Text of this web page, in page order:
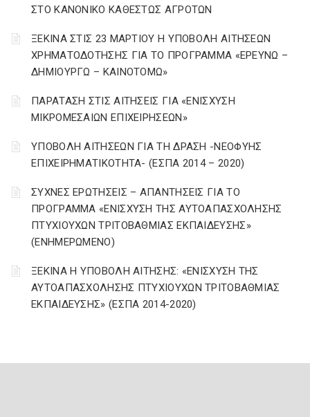
ΣΤΟ ΚΑΝΟΝΙΚΟ ΚΑΘΕΣΤΩΣ ΑΓΡΟΤΩΝ
ΞΕΚΙΝΑ ΣΤΙΣ 23 ΜΑΡΤΙΟΥ Η ΥΠΟΒΟΛΗ ΑΙΤΗΣΕΩΝ
ΧΡΗΜΑΤΟΔΟΤΗΣΗΣ ΓΙΑ ΤΟ ΠΡΟΓΡΑΜΜΑ «ΕΡΕΥΝΩ –
ΔΗΜΙΟΥΡΓΩ – ΚΑΙΝΟΤΟΜΩ»
ΠΑΡΑΤΑΣΗ ΣΤΙΣ ΑΙΤΗΣΕΙΣ ΓΙΑ «ΕΝΙΣΧΥΣΗ
ΜΙΚΡΟΜΕΣΑΙΩΝ ΕΠΙΧΕΙΡΗΣΕΩΝ»
ΥΠΟΒΟΛΗ ΑΙΤΗΣΕΩΝ ΓΙΑ ΤΗ ΔΡΑΣΗ -ΝΕΟΦΥΗΣ
ΕΠΙΧΕΙΡΗΜΑΤΙΚΟΤΗΤΑ- (ΕΣΠΑ 2014 – 2020)
ΣΥΧΝΕΣ ΕΡΩΤΗΣΕΙΣ – ΑΠΑΝΤΗΣΕΙΣ ΓΙΑ ΤΟ
ΠΡΟΓΡΑΜΜΑ «ΕΝΙΣΧΥΣΗ ΤΗΣ ΑΥΤΟΑΠΑΣΧΟΛΗΣΗΣ
ΠΤΥΧΙΟΥΧΩΝ ΤΡΙΤΟΒΑΘΜΙΑΣ ΕΚΠΑΙΔΕΥΣΗΣ»
(ΕΝΗΜΕΡΩΜΕΝΟ)
ΞΕΚΙΝΑ Η ΥΠΟΒΟΛΗ ΑΙΤΗΣΗΣ: «ΕΝΙΣΧΥΣΗ ΤΗΣ
ΑΥΤΟΑΠΑΣΧΟΛΗΣΗΣ ΠΤΥΧΙΟΥΧΩΝ ΤΡΙΤΟΒΑΘΜΙΑΣ
ΕΚΠΑΙΔΕΥΣΗΣ» (ΕΣΠΑ 2014-2020)